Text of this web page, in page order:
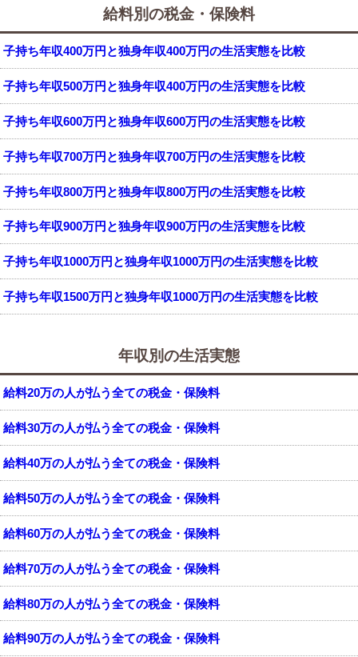
給料別の税金・保険料
子持ち年収400万円と独身年収400万円の生活実態を比較
子持ち年収500万円と独身年収400万円の生活実態を比較
子持ち年収600万円と独身年収600万円の生活実態を比較
子持ち年収700万円と独身年収700万円の生活実態を比較
子持ち年収800万円と独身年収800万円の生活実態を比較
子持ち年収900万円と独身年収900万円の生活実態を比較
子持ち年収1000万円と独身年収1000万円の生活実態を比較
子持ち年収1500万円と独身年収1000万円の生活実態を比較
年収別の生活実態
給料20万の人が払う全ての税金・保険料
給料30万の人が払う全ての税金・保険料
給料40万の人が払う全ての税金・保険料
給料50万の人が払う全ての税金・保険料
給料60万の人が払う全ての税金・保険料
給料70万の人が払う全ての税金・保険料
給料80万の人が払う全ての税金・保険料
給料90万の人が払う全ての税金・保険料